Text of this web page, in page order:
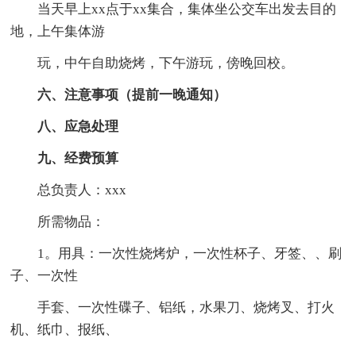
当天早上xx点于xx集合，集体坐公交车出发去目的
地，上午集体游
玩，中午自助烧烤，下午游玩，傍晚回校。
六、注意事项（提前一晚通知）
八、应急处理
九、经费预算
总负责人：xxx
所需物品：
1。用具：一次性烧烤炉，一次性杯子、牙签、、刷
子、一次性
手套、一次性碟子、铝纸，水果刀、烧烤叉、打火
机、纸巾、报纸、